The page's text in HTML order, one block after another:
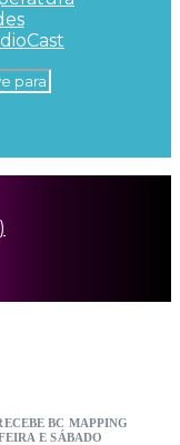
BC MAPPING
E SÁBADO